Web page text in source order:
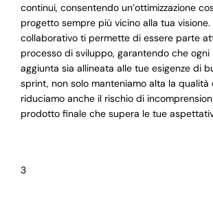
continui, consentendo un’ottimizzazione
progetto sempre più vicino alla tua
collaborativo ti permette di essere parte
processo di sviluppo, garantendo che
aggiunta sia allineata alle tue esigenze di
sprint, non solo manteniamo alta la qualità
riduciamo anche il rischio di
prodotto finale che supera le tue
3